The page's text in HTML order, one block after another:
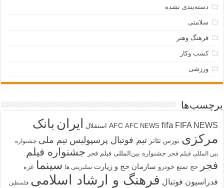
دسته‌بندی نشده
سلامتی
فرهنگ وهنر
کسب وکار
ورزشی
برچسب‌ها
AFC AFC NEWS fifa FIFA NEWS استقلال ایران بانک
مرکزی بورس تئاتر تیم فوتبال پرسپولیس تیم ملی جشنواره
بین المللی فیلم فجر جشنواره بین‌المللی فیلم فجر جشنواره فیلم
فجر
حج تمتع خودرو سازمان حج و زیارت سلبریتی ها سینما غزه
فدراسیون فوتبال فرهنگ و ارشاد اسلامی فلسطین